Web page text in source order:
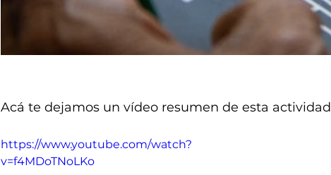
Acá te dejamos un vídeo resumen de esta actividad
https://www.youtube.com/watch?
v=f4MDoTNoLKo